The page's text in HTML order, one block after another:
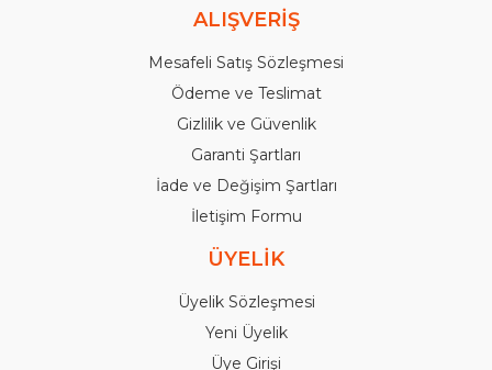
ALIŞVERİŞ
Mesafeli Satış Sözleşmesi
Ödeme ve Teslimat
Gizlilik ve Güvenlik
Garanti Şartları
İade ve Değişim Şartları
İletişim Formu
ÜYELİK
Üyelik Sözleşmesi
Yeni Üyelik
Üye Girişi